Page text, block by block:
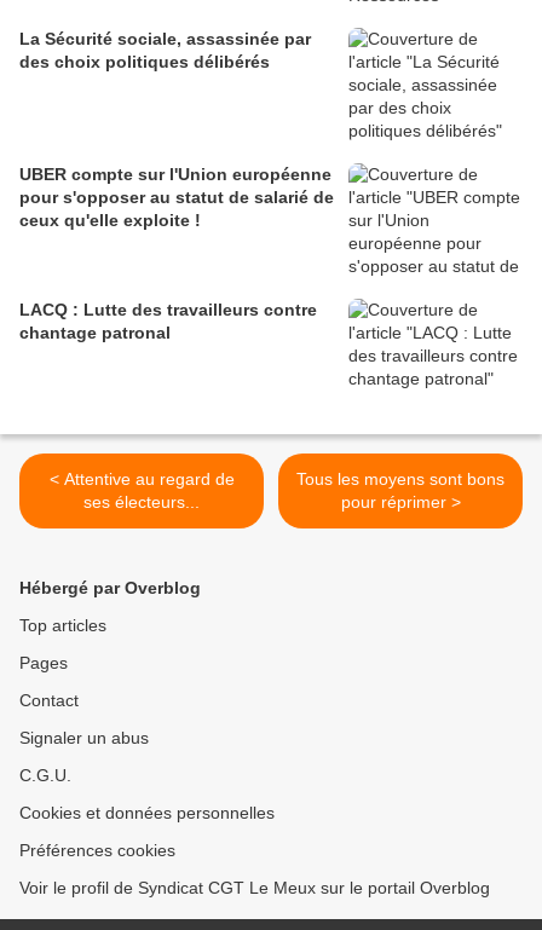
La Sécurité sociale, assassinée par
des choix politiques délibérés
UBER compte sur l'Union européenne
pour s'opposer au statut de salarié de
ceux qu'elle exploite !
LACQ : Lutte des travailleurs contre
chantage patronal
< Attentive au regard de
ses électeurs...
Tous les moyens sont bons
pour réprimer >
Hébergé par Overblog
Top articles
Pages
Contact
Signaler un abus
C.G.U.
Cookies et données personnelles
Préférences cookies
Voir le profil de Syndicat CGT Le Meux sur le portail Overblog